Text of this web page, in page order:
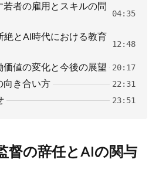
者の雇用とスキルの問
04:35
絶とAI時代における教育
12:48
値の変化と今後の展望 20:17
向き合い方 22:31
23:51
督の辞任とAIの関与